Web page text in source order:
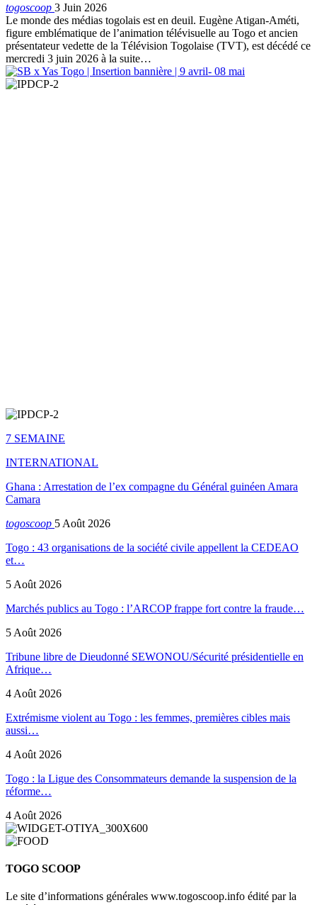
togoscoop 3 Juin 2026
Le monde des médias togolais est en deuil. Eugène Atigan-Améti,
figure emblématique de l’animation télévisuelle au Togo et ancien
présentateur vedette de la Télévision Togolaise (TVT), est décédé ce
mercredi 3 juin 2026 à la suite…
7 SEMAINE
INTERNATIONAL
Ghana : Arrestation de l’ex compagne du Général guinéen Amara
Camara
togoscoop 5 Août 2026
Togo : 43 organisations de la société civile appellent la CEDEAO
et…
5 Août 2026
Marchés publics au Togo : l’ARCOP frappe fort contre la fraude…
5 Août 2026
Tribune libre de Dieudonné SEWONOU/Sécurité présidentielle en
Afrique…
4 Août 2026
Extrémisme violent au Togo : les femmes, premières cibles mais
aussi…
4 Août 2026
Togo : la Ligue des Consommateurs demande la suspension de la
réforme…
4 Août 2026
TOGO SCOOP
Le site d’informations générales www.togoscoop.info édité par la